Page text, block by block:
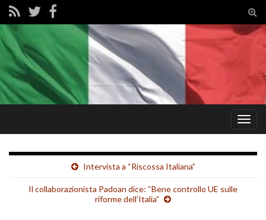
Intervista a “Riscossa Italiana”
Il collaborazionista Padoan dice: “Bene controllo UE sulle
riforme dell’Italia”